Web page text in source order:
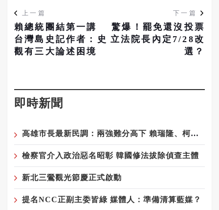
上一篇
賴總統團結第一講
台灣島史記作者：史
觀有三大論述困境
下一篇
驚爆！罷免還沒投票
立法院長內定7/28改
選？
即時新聞
高雄市長最新民調：兩強難分高下 賴瑞隆、柯志恩差距在誤差範圍內
檢察官介入政治惡名昭彰 韓國修法拔除偵查主體
新北三鶯觀光節慶正式啟動
提名NCC正副主委皆綠 媒體人：準備清算藍媒？